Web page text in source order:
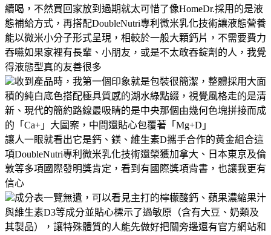
續喝，不然買回家放到過期就太可惜了像HomeDr.採用的是液
態補給方式，再搭配DoubleNutri專利微米乳化技術讓液態營養
能以微米小分子形式呈現，相較於一般大顆鈣片，不需要費力
吞嚥如果家裡有長輩、小朋友，或是不太敢吞錠劑的人，我覺
得液態型真的友善很多
收到產品時，我第一個印象就是包裝很簡潔，整體採用大面
積的純白底色搭配極具質感的湖水綠點綴，視覺風格走的是清
新、現代的簡約路線最吸睛的是中央那個由幾何色塊拼接而成
的「Ca+」大圖案，中間還貼心包覆著「Mg+D」
讓人一眼就看出它是鈣、鎂、維生素D攜手合作的黃金組合這
項DoubleNutri專利微米乳化技術還榮獲加拿大、日本東京及倫
敦等多項國際發明獎肯定，看到有國際獎項背書，也讓我更有
信心
成分表一覽無遺，可以看見主打的檸檬酸鈣、蘋果濃縮果汁
與維生素D3等成分並貼心標示了過敏原（含有大豆、奶類及
其製品），讓特殊體質的人能先做好把關旁邊還有官方網站和